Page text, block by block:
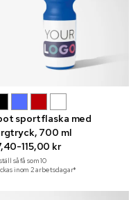
sportflaska med
700 ml
115,00 kr
så få som10
inom 2 arbetsdagar*